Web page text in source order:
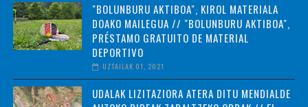
"BOLUNBURU AKTIBOA", KIROL MATERIALA
DOAKO MAILEGUA // "BOLUNBURU AKTIBOA",
PRÉSTAMO GRATUITO DE MATERIAL
DEPORTIVO
UZTAILAK 01, 2021
UDALAK LIZITAZIORA ATERA DITU MENDIALDE